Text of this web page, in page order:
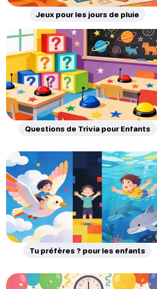
Jeux pour les jours de pluie
Questions de Trivia pour Enfants
Tu préfères ? pour les enfants